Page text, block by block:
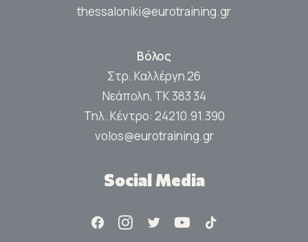
thessaloniki@eurotraining.gr
Βόλος
Στρ. Καλλέργη 26
Νεάπολη, ΤΚ 383 34
Τηλ. Κέντρο: 24210.91.390
volos@eurotraining.gr
Social Media